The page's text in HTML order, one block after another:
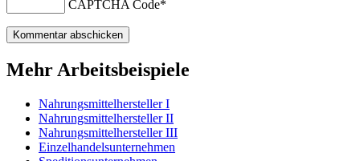
CAPTCHA Code*
Mehr Arbeitsbeispiele
Nahrungsmittelhersteller I
Nahrungsmittelhersteller II
Nahrungsmittelhersteller III
Einzelhandelsunternehmen